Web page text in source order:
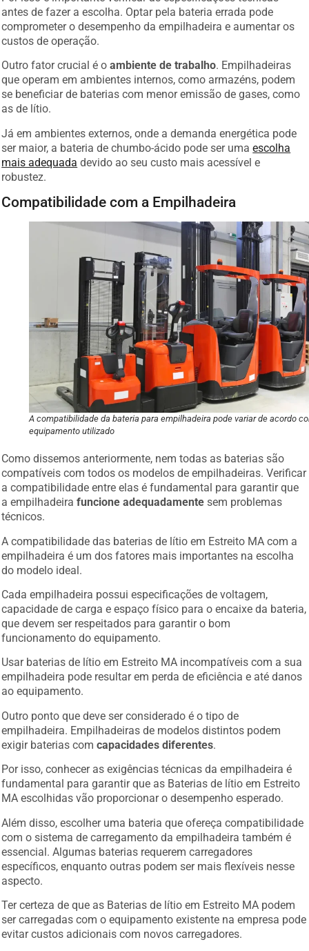
antes de fazer a escolha. Optar pela bateria errada pode
comprometer o desempenho da empilhadeira e aumentar os
custos de operação.
Outro fator crucial é oambiente de trabalho. Empilhadeiras
que operam em ambientes internos, como armazéns, podem
se beneficiar de baterias com menor emissão de gases, como
as de lítio.
Já em ambientes externos, onde a demanda energética pode
ser maior, a bateria de chumbo-ácido pode ser umaescolha
mais adequada devido ao seu custo mais acessível e
robustez.
Compatibilidade com a Empilhadeira
A compatibilidade da bateria para empilhadeira pode variar de acordo
equipamento utilizado
Como dissemos anteriormente, nem todas as baterias são
compatíveis com todos os modelos de empilhadeiras. Verificar
a compatibilidade entre elas é fundamental para garantir que
a empilhadeirafuncione adequadamente sem problemas
técnicos.
A compatibilidade das baterias de lítio em Estreito MA com a
empilhadeira é um dos fatores mais importantes na escolha
do modelo ideal.
Cada empilhadeira possui especificações de voltagem,
capacidade de carga e espaço físico para o encaixe da bateria,
que devem ser respeitados para garantir o bom
funcionamento do equipamento.
Usar baterias de lítio em Estreito MA incompatíveis com a sua
empilhadeira pode resultar em perda de eficiência e até danos
ao equipamento.
Outro ponto que deve ser considerado é o tipo de
empilhadeira. Empilhadeiras de modelos distintos podem
exigir baterias comcapacidades diferentes.
Por isso, conhecer as exigências técnicas da empilhadeira é
fundamental para garantir que as Baterias de lítio em Estreito
MA escolhidas vão proporcionar o desempenho esperado.
Além disso, escolher uma bateria que ofereça compatibilidade
com o sistema de carregamento da empilhadeira também é
essencial. Algumas baterias requerem carregadores
específicos, enquanto outras podem ser mais flexíveis nesse
aspecto.
Ter certeza de que as Baterias de lítio em Estreito MA podem
ser carregadas com o equipamento existente na empresa pode
evitar custos adicionais com novos carregadores.